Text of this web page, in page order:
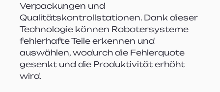
Verpackungen und
Qualitätskontrollstationen. Dank dieser
Technologie können Robotersysteme
fehlerhafte Teile erkennen und
auswählen, wodurch die Fehlerquote
gesenkt und die Produktivität erhöht
wird.